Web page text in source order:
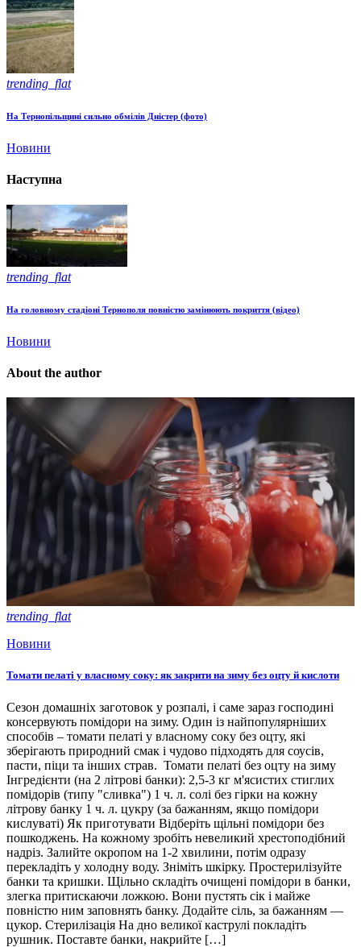
trending_flat
На Тернопільщині сильно обмілів Дністер (фото)
Новини
Наступна
trending_flat
На головному стадіоні Тернополя повністю замінюють покриття (відео)
Новини
About the author
trending_flat
Новини
Томати пелаті у власному соку: як закрити на зиму без оцту й кислоти
Сезон домашніх заготовок у розпалі, і саме зараз господині
консервують помідори на зиму. Один із найпопулярніших
способів – томати пелаті у власному соку без оцту, які
зберігають природний смак і чудово підходять для соусів,
пасти, піци та інших страв. Томати пелаті без оцту на зиму
Інгредієнти (на 2 літрові банки): 2,5-3 кг м'ясистих стиглих
помідорів (типу "сливка") 1 ч. л. солі без гірки на кожну
літрову банку 1 ч. л. цукру (за бажанням, якщо помідори
кислуваті) Як приготувати Відберіть щільні помідори без
пошкоджень. На кожному зробіть невеликий хрестоподібний
надріз. Залийте окропом на 1-2 хвилини, потім одразу
перекладіть у холодну воду. Зніміть шкірку. Простерилізуйте
банки та кришки. Щільно складіть очищені помідори в банки,
злегка притискаючи ложкою. Вони пустять сік і майже
повністю ним заповнять банку. Додайте сіль, за бажанням —
цукор. Стерилізація На дно великої каструлі покладіть
рушник. Поставте банки, накрийте […]